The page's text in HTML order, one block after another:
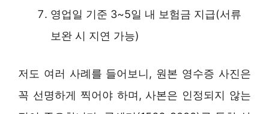
영업일 기준 3~5일 내 보험금 지급(서류
보완 시 지연 가능)
저도 여러 사례를 들어보니, 원본 영수증 사진은
꼭 선명하게 찍어야 하며, 사본은 인정되지 않는